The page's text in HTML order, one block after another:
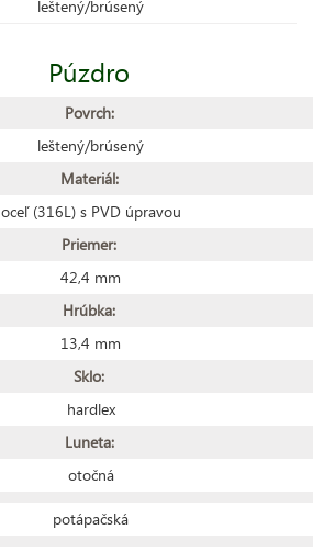
leštený/brúsený
Púzdro
Povrch:
leštený/brúsený
Materiál:
oceľ (316L) s PVD úpravou
Priemer:
42,4 mm
Hrúbka:
13,4 mm
Sklo:
hardlex
Luneta:
otočná
potápačská